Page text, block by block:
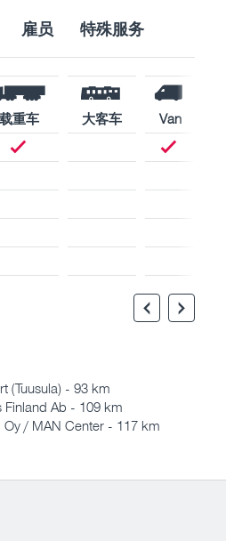
雇员 特殊服务
载重车 大客车
Van
(Tuusula) - 93 km
Finland Ab - 109 km
Oy / MAN Center - 117 km